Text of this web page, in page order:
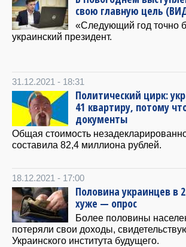
свою главную цель
«Следующий год точно
украинский президент.
31.12.2021 - 18:31
Политический цирк:
41 квартиру, потому
документы
Общая стоимость
составила 82,4 миллиона рублей.
18.12.2021 - 17:00
Половина украинцев в
хуже — опрос
Более половины
потеряли свои доходы,
Украинского института будущего.